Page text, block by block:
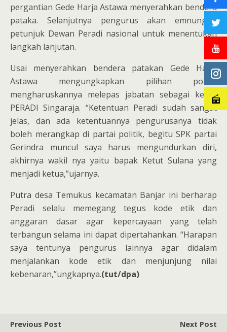
pergantian Gede Harja Astawa menyerahkan bendera
pataka. Selanjutnya pengurus akan emnunggu
petunjuk Dewan Peradi nasional untuk menentukan
langkah lanjutan.
Usai menyerahkan bendera patakan Gede Harja
Astawa mengungkapkan pilihan politik
mengharuskannya melepas jabatan sebagai ketua
PERADI Singaraja. “Ketentuan Peradi sudah sangat
jelas, dan ada ketentuannya pengurusanya tidak
boleh merangkap di partai politik, begitu SPK partai
Gerindra muncul saya harus mengundurkan diri,
akhirnya wakil nya yaitu bapak Ketut Sulana yang
menjadi ketua,”ujarnya.
Putra desa Temukus kecamatan Banjar ini berharap
Peradi selalu memegang tegus kode etik dan
anggaran dasar agar kepercayaan yang telah
terbangun selama ini dapat dipertahankan. “Harapan
saya tentunya pengurus lainnya agar didalam
menjalankan kode etik dan menjunjung nilai
kebenaran,”ungkapnya.(tut/dpa)
Previous Post
Next Post